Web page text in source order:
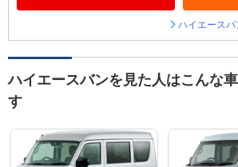
ハイエース
ハイエースバンを見た人はこんな
す